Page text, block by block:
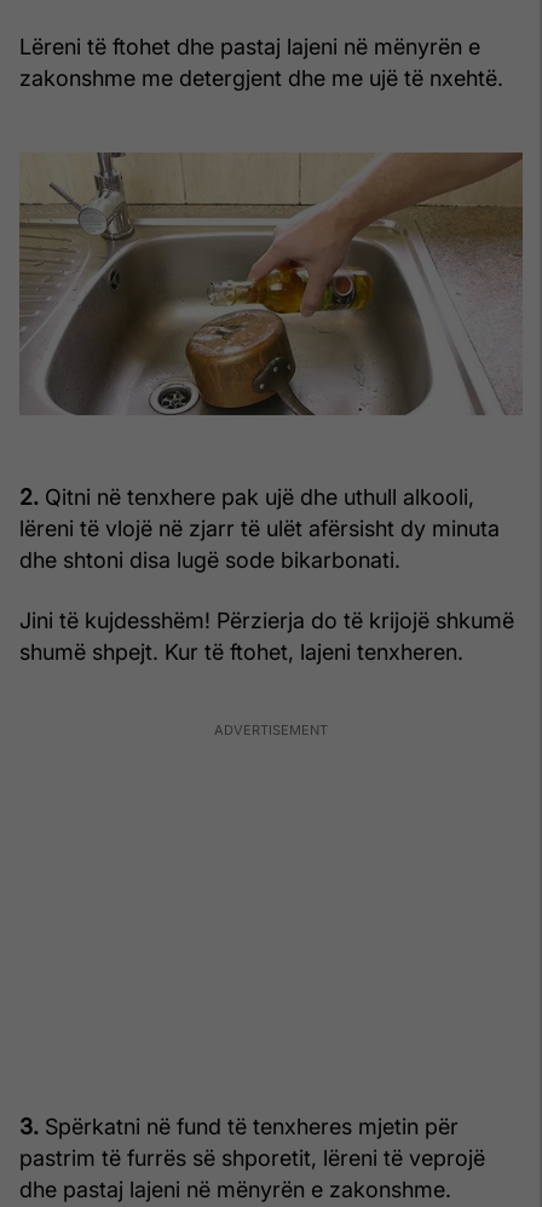
Lëreni të ftohet dhe pastaj lajeni në mënyrën e
zakonshme me detergjent dhe me ujë të nxehtë.
2. Qitni në tenxhere pak ujë dhe uthull alkooli,
lëreni të vlojë në zjarr të ulët afërsisht dy minuta
dhe shtoni disa lugë sode bikarbonati.
Jini të kujdesshëm! Përzierja do të krijojë shkumë
shumë shpejt. Kur të ftohet, lajeni tenxheren.
3. Spërkatni në fund të tenxheres mjetin për
pastrim të furrës së shporetit, lëreni të veprojë
dhe pastaj lajeni në mënyrën e zakonshme.